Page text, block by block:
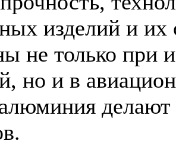
изделий и их
не только при
но и в